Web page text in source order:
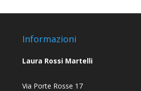
Informazioni
Laura Rossi Martelli
Via Porte Rosse 17